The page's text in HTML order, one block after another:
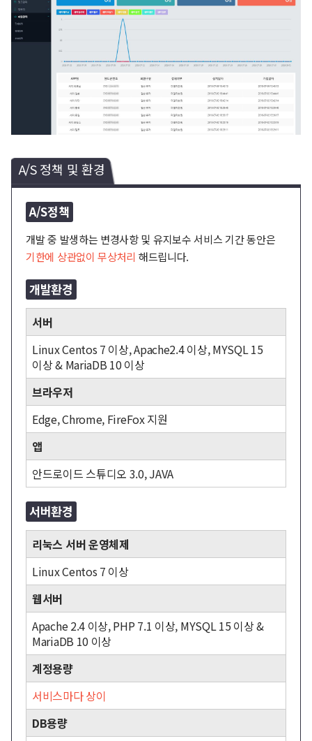
A/S 정책 및 환경
A/S정책
개발 중 발생하는 변경사항 및 유지보수 서비스 기간 동안은
기한에 상관없이 무상처리 해드립니다.
개발환경
서버
Linux Centos 7 이상, Apache2.4 이상, MYSQL 15
이상 & MariaDB 10 이상
브라우저
Edge, Chrome, FireFox 지원
앱
안드로이드 스튜디오 3.0, JAVA
서버환경
리눅스 서버 운영체제
Linux Centos 7 이상
웹서버
Apache 2.4 이상, PHP 7.1 이상, MYSQL 15 이상 &
MariaDB 10 이상
계정용량
서비스마다 상이
DB용량